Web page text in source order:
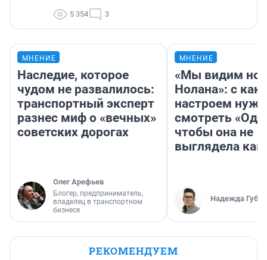
5 354 3
МНЕНИЕ
Наследие, которое
чудом не развалилось:
транспортный эксперт
разнес миф о «вечных»
советских дорогах
Олег Арефьев
Блогер, предприниматель,
владелец в транспортном
бизнесе
МНЕНИЕ
«Мы видим
Нолана»: с
настроем
смотреть
чтобы она не
выглядела как
Надежда
РЕКОМЕНДУЕМ